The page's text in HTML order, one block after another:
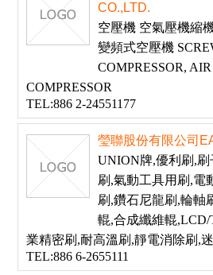
CO.,LTD.
空壓機 空氣壓機縮
變頻式空壓機
COMPRESSOR,
COMPRESSOR
TEL:886 2-24551177
瑩聯股份有限公司
UNION牌,優利刷,
刷,氣動工具用刷,電
刷,鑽石尼龍刷,輪軸
輥,合成纖維輥
業精密刷,耐高溫刷,靜電消除刷,
TEL:886 6-2655111